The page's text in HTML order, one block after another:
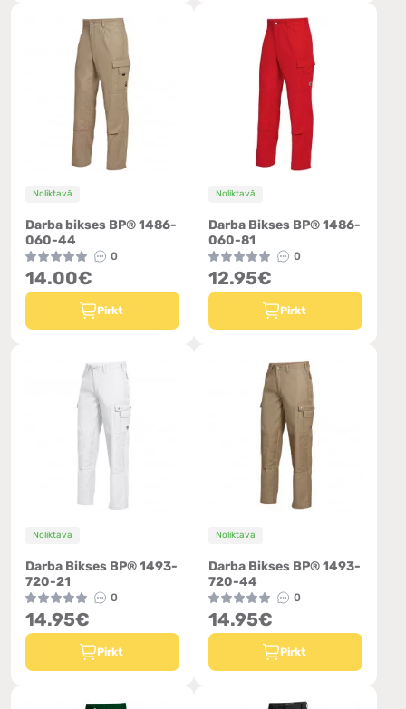
Noliktavā
Darba bikses BP® 1486-
060-44
0
14.00€
Pirkt
Noliktavā
Darba Bikses BP® 1486-
060-81
0
12.95€
Pirkt
Noliktavā
Darba Bikses BP® 1493-
720-21
0
14.95€
Pirkt
Noliktavā
Darba Bikses BP® 1493-
720-44
0
14.95€
Pirkt